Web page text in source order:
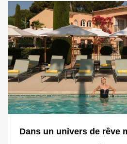
Dans un univers de rêve